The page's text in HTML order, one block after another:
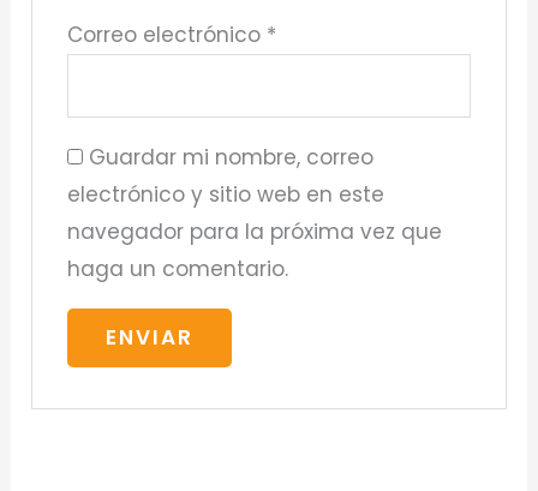
Correo electrónico *
Guardar mi nombre, correo
electrónico y sitio web en este
navegador para la próxima vez que
haga un comentario.